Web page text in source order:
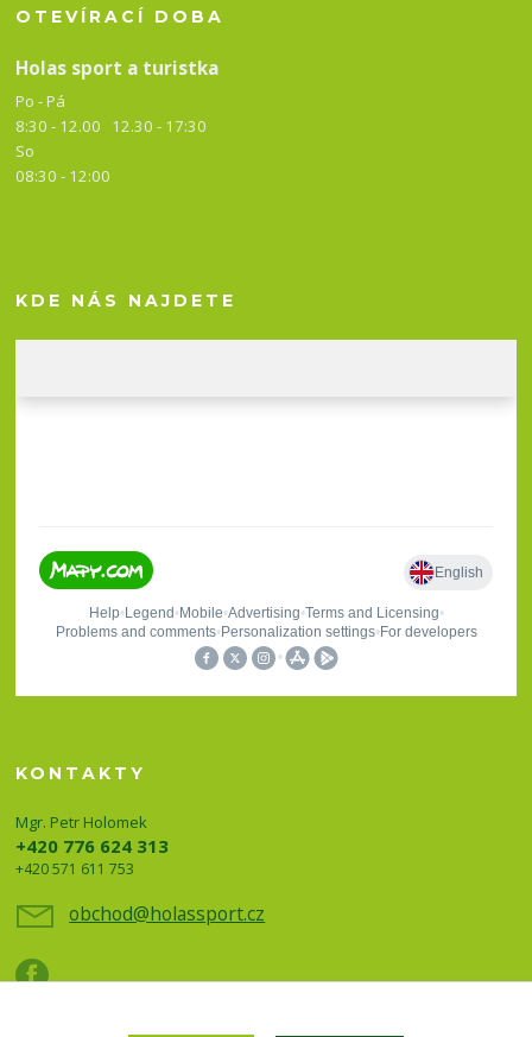
OTEVÍRACÍ DOBA
Holas sport a turistka
Po - Pá
8:30 - 12.00 12.30 - 17:30
So
08:30 - 12:00
KDE NÁS NAJDETE
KONTAKTY
Mgr. Petr Holomek
+420 776 624 313
+420 571 611 753
obchod@holassport.cz